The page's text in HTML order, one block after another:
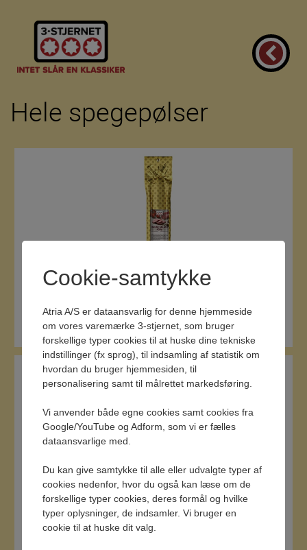
Hele spegepølser
Den originale salami, 400g
Den originale salami, 1400g
Cookie-samtykke
Atria A/S er dataansvarlig for denne hjemmeside
om vores varemærke 3-stjernet, som bruger
forskellige typer cookies til at huske dine tekniske
indstillinger (fx sprog), til indsamling af statistik om
hvordan du bruger hjemmesiden, til
personalisering samt til målrettet markedsføring.
Vi anvender både egne cookies samt cookies fra
Google/YouTube og Adform, som vi er fælles
dataansvarlige med.
Du kan give samtykke til alle eller udvalgte typer af
cookies nedenfor, hvor du også kan læse om de
forskellige typer cookies, deres formål og hvilke
typer oplysninger, de indsamler. Vi bruger en
cookie til at huske dit valg.